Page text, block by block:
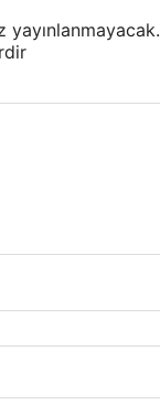
yayınlanmayacak.